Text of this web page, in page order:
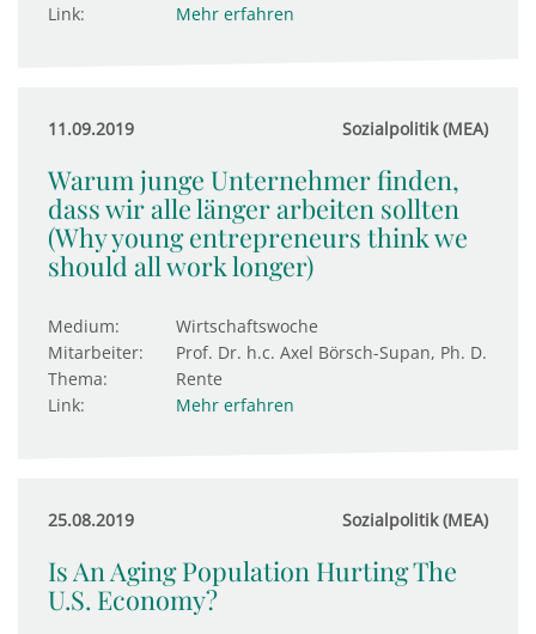
Link:
Mehr erfahren
11.09.2019 Sozialpolitik (MEA)
Warum junge Unternehmer finden,
dass wir alle länger arbeiten sollten
(Why young entrepreneurs think we
should all work longer)
Medium:
Wirtschaftswoche
Mitarbeiter:
Prof. Dr. h.c. Axel Börsch-Supan, Ph. D.
Thema:
Rente
Link:
Mehr erfahren
25.08.2019 Sozialpolitik (MEA)
Is An Aging Population Hurting The
U.S. Economy?